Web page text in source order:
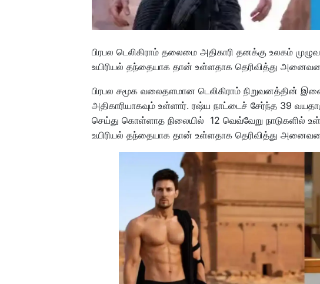
பிரபல டெலிகிராம் தலைமை அதிகாரி தனக்கு உலகம்
உயிரியல் தந்தையாக தான் உள்ளதாக தெரிவித்து
பிரபல சமூக வலைதளமான டெலிகிராம் நிறுவனத்தின்
அதிகாரியாகவும் உள்ளார். ரஷ்ய நாட்டைச் சேர்ந்த 39
செய்து கொள்ளாத நிலையில் 12 வெவ்வேறு நாடுகளில்
உயிரியல் தந்தையாக தான் உள்ளதாக தெரிவித்து